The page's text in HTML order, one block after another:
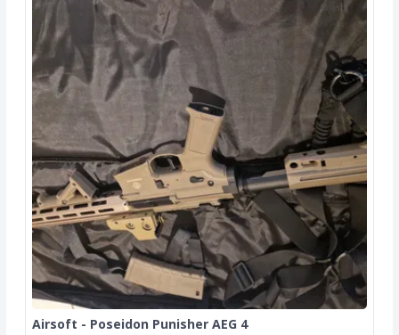
Airsoft - Poseidon Punisher AEG 4